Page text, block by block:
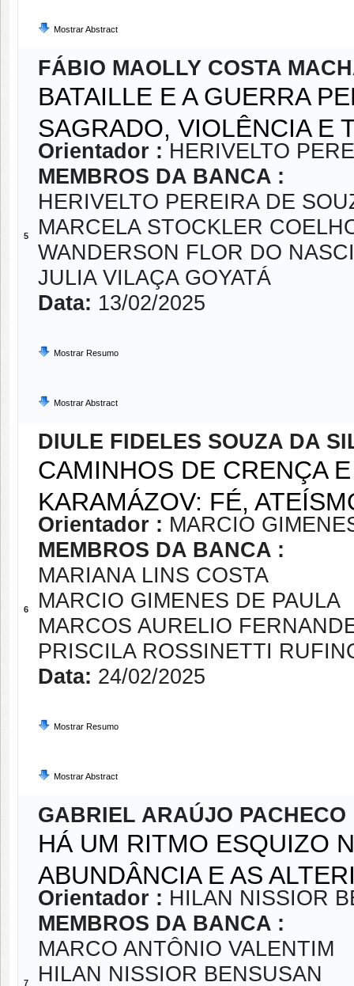
Mostrar Abstract
5
FÁBIO MAOLLY COSTA
BATAILLE E A GUERRA
SAGRADO, VIOLÊNCIA E
Orientador : HERIVELTO
MEMBROS DA BANCA :
HERIVELTO PEREIRA DE
MARCELA STOCKLER
WANDERSON FLOR DO
JULIA VILAÇA GOYATÁ
Data: 13/02/2025
Mostrar Resumo
Mostrar Abstract
6
DIULE FIDELES SOUZA DA
CAMINHOS DE CRENÇA
KARAMÁZOV: FÉ,
Orientador : MARCIO
MEMBROS DA BANCA :
MARIANA LINS COSTA
MARCIO GIMENES DE PAULA
MARCOS AURELIO
PRISCILA ROSSINETTI
Data: 24/02/2025
Mostrar Resumo
Mostrar Abstract
7
GABRIEL ARAÚJO PACHECO
HÁ UM RITMO ESQUIZO
ABUNDÂNCIA E AS
Orientador : HILAN NISSIOR
MEMBROS DA BANCA :
MARCO ANTÔNIO VALENTIM
HILAN NISSIOR BENSUSAN